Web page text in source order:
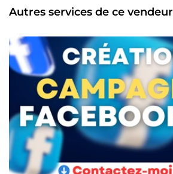
d’argent maintenant !
Autres services de ce vendeur